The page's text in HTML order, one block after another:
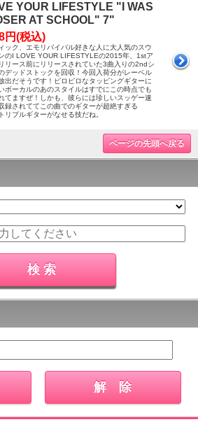
YOUR LIFESTYLE "I WAS
AT SCHOOL" 7"
円(税込)
ック、エモリバイバル好きな人に大人気のスウ
のI LOVE YOUR LIFESTYLEの2015年、1stア
リース前にリリースされていた3曲入りの2ndシ
デッドストックを回収！今回入荷分がレーベル
出だそうです！ピロピロなタッピングギターに
ボーカルのあのスタイルはすでにこの時点でも
てますぜ！しかも、彼らには珍しいスッゲー速
録されててこの曲でのギターが超絶すぎる
リプルギターがなせる技だね。
ページの先頭へ戻る